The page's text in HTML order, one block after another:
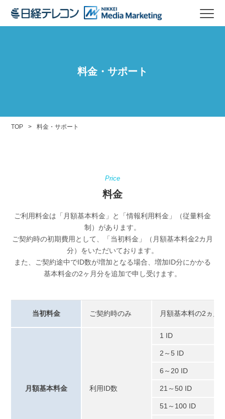
料金・サポート
TOP 料金・サポート
Price
料金
ご利用料金は「月額基本料金」と「情報利用料金」（従量料金
制）があります。
ご契約時の初期費用として、「当初料金」（月額基本料金2カ月
分）をいただいております。
また、ご契約途中でID数が増加となる場合、増加ID分にかかる
基本料金の2ヶ月分を追加で申し受けます。
当初料金 ご契約時のみ 月額基本料の2ヵ月
月額基本料金 利用ID数
1 ID
2～5 ID
6～20 ID
21～50 ID
51～100 ID